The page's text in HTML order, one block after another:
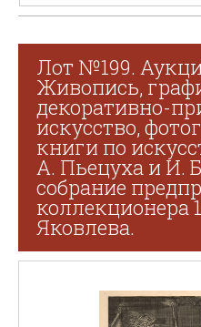
Лот №199.
Живопись,
декоративно-
искусство,
книги по
А. Пьецуха и И.
собрание
коллекционера
Яковлева.